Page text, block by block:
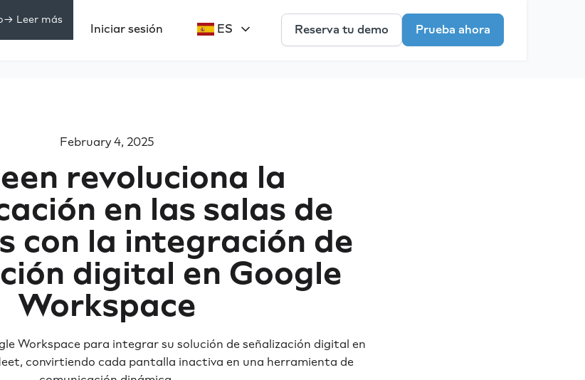
Iniciar sesión ES Reserva tu demo Prueba ahora
-> Leer más
February 4, 2025
revoluciona la
en las salas de
con la integración de
digital en Google
Workspace
Workspace para integrar su solución de señalización digital en
convirtiendo cada pantalla inactiva en una herramienta de